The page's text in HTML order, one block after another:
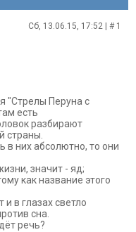
Сб, 13.06.15, 17:52 | # 1
"Стрелы Перуна с
есть
разбирают
страны.
в них абсолютно, то они
значит - яд;
как название этого
и в глазах светло
сна.
речь?